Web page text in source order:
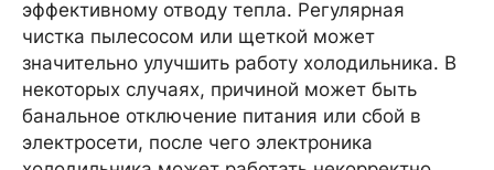
эффективному отводу тепла. Регулярная
чистка пылесосом или щеткой может
значительно улучшить работу холодильника. В
некоторых случаях, причиной может быть
банальное отключение питания или сбой в
электросети, после чего электроника